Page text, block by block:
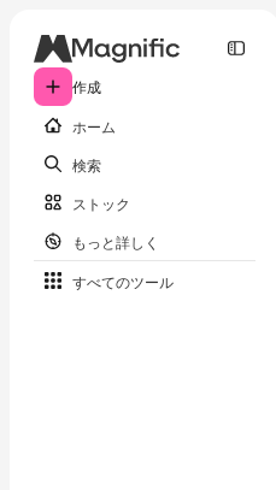
作成
ホーム
検索
ストック
もっと詳しく
すべてのツール